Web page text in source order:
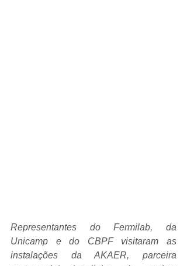
Representantes do Fermilab, da
Unicamp e do CBPF visitaram as
instalações da AKAER, parceira